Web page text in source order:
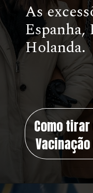
As
Espanha,
Holanda.
Como
Vacinação